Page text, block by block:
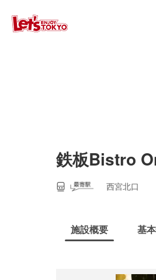
鉄板Bistro
西宮北口
施設概要 基